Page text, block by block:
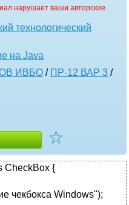
нарушает ваши авторские
технологический
на Java
ИВБО / ПР-12 ВАР 3 /
☆
CheckBox {
чекбокса Windows");